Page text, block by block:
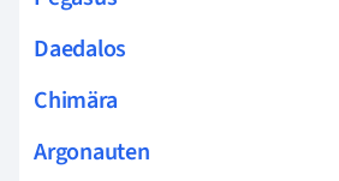
Daedalos
Chimära
Argonauten